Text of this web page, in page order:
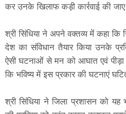
कर उनके खिलाफ कड़ी कार्रवाई की
श्री सिंधिया ने अपने वक्तव्य में कहा कि
देश का संविधान तैयार किया उनके
ऐसी घटनाओं से मन को आघात एवं पीड़ा
कि भविष्य में इस प्रकार की घटनाएं
श्री सिंधिया ने जिला प्रशासन को यह